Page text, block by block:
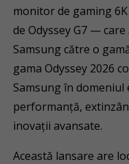
monitor de gaming
de Odyssey G7 —
Samsung către o
gama Odyssey 2026
Samsung în
performanță,
inovații avansate.
Această lansare are